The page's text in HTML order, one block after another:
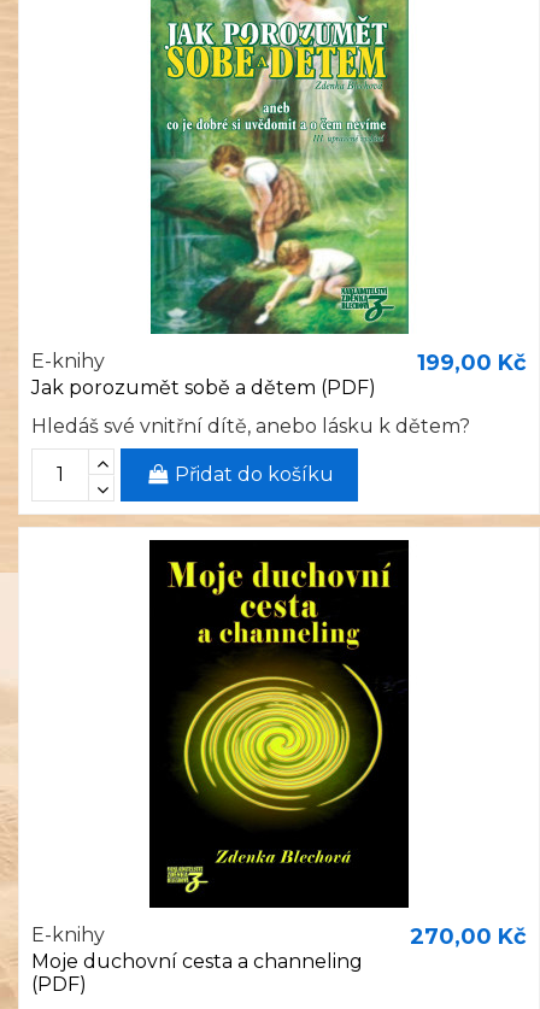
E-knihy
Jak porozumět sobě a dětem (PDF)
199,00 Kč
Hledáš své vnitřní dítě, anebo lásku k dětem?
Přidat do košíku
E-knihy
Moje duchovní cesta a channeling
(PDF)
270,00 Kč